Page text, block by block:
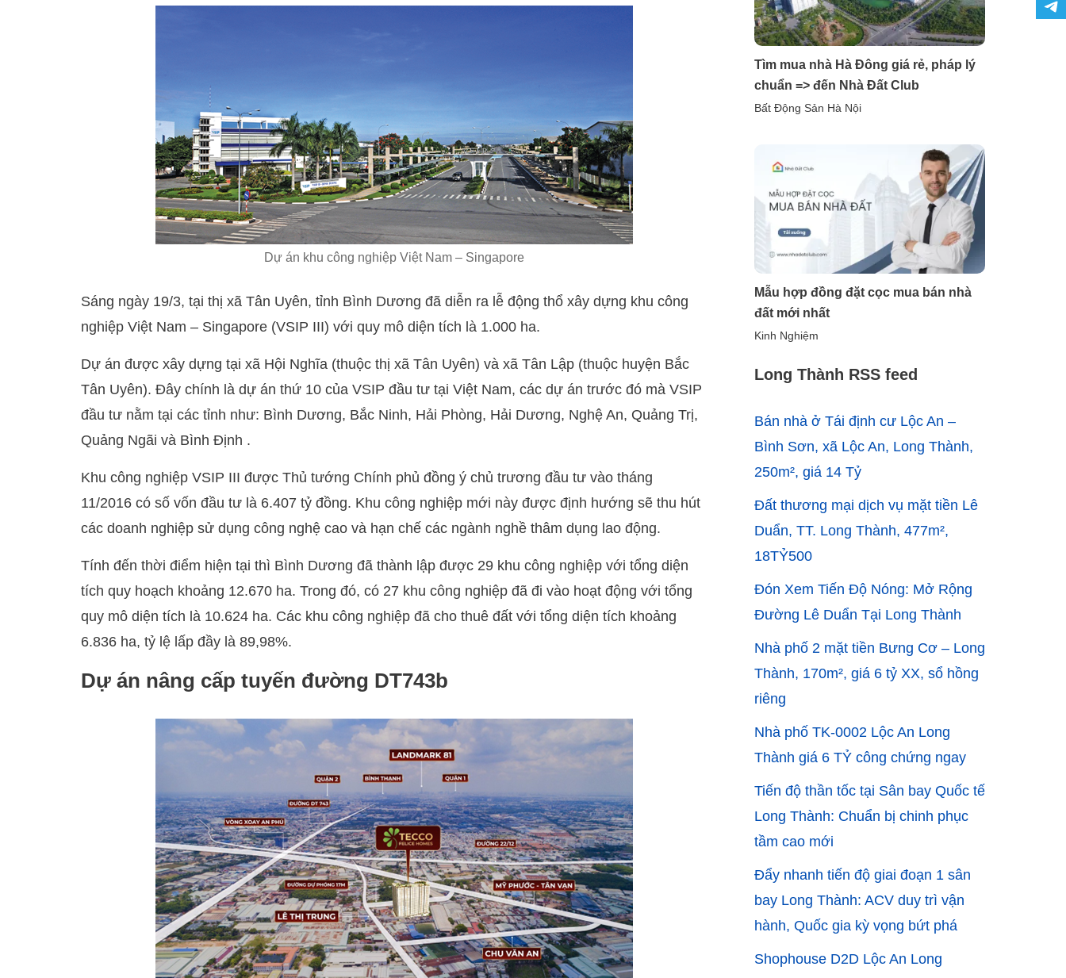
Dự án khu công nghiệp Việt Nam – Singapore
Sáng ngày 19/3, tại thị xã Tân Uyên, tỉnh Bình Dương đã diễn ra lễ động thổ xây dựng khu công
nghiệp Việt Nam – Singapore (VSIP III) với quy mô diện tích là 1.000 ha.
Dự án được xây dựng tại xã Hội Nghĩa (thuộc thị xã Tân Uyên) và xã Tân Lập (thuộc huyện Bắc
Tân Uyên). Đây chính là dự án thứ 10 của VSIP đầu tư tại Việt Nam, các dự án trước đó mà VSIP
đầu tư nằm tại các tỉnh như: Bình Dương, Bắc Ninh, Hải Phòng, Hải Dương, Nghệ An, Quảng Trị,
Quảng Ngãi và Bình Định .
Khu công nghiệp VSIP III được Thủ tướng Chính phủ đồng ý chủ trương đầu tư vào tháng
11/2016 có số vốn đầu tư là 6.407 tỷ đồng. Khu công nghiệp mới này được định hướng sẽ thu hút
các doanh nghiệp sử dụng công nghệ cao và hạn chế các ngành nghề thâm dụng lao động.
Tính đến thời điểm hiện tại thì Bình Dương đã thành lập được 29 khu công nghiệp với tổng diện
tích quy hoạch khoảng 12.670 ha. Trong đó, có 27 khu công nghiệp đã đi vào hoạt động với tổng
quy mô diện tích là 10.624 ha. Các khu công nghiệp đã cho thuê đất với tổng diện tích khoảng
6.836 ha, tỷ lệ lấp đầy là 89,98%.
Dự án nâng cấp tuyến đường DT743b
Tìm mua nhà Hà Đông giá rẻ, pháp lý
chuẩn => đến Nhà Đất Club
Bất Động Sản Hà Nội
Mẫu hợp đồng đặt cọc mua bán nhà
đất mới nhất
Kinh Nghiệm
Long Thành RSS feed
Bán nhà ở Tái định cư Lộc An –
Bình Sơn, xã Lộc An, Long Thành,
250m², giá 14 Tỷ
Đất thương mại dịch vụ mặt tiền Lê
Duẩn, TT. Long Thành, 477m²,
18TỶ500
Đón Xem Tiến Độ Nóng: Mở Rộng
Đường Lê Duẩn Tại Long Thành
Nhà phố 2 mặt tiền Bưng Cơ – Long
Thành, 170m², giá 6 tỷ XX, sổ hồng
riêng
Nhà phố TK-0002 Lộc An Long
Thành giá 6 TỶ công chứng ngay
Tiến độ thần tốc tại Sân bay Quốc tế
Long Thành: Chuẩn bị chinh phục
tầm cao mới
Đẩy nhanh tiến độ giai đoạn 1 sân
bay Long Thành: ACV duy trì vận
hành, Quốc gia kỳ vọng bứt phá
Shophouse D2D Lộc An Long